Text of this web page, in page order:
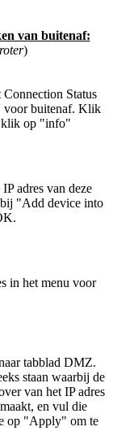
van buitenaf:
)
Status
voor buitenaf. Klik
klik op "info"
adres van deze
"Add device into
in het menu voor
tabblad DMZ.
staan waarbij de
van het IP adres
en vul die
op "Apply" om te